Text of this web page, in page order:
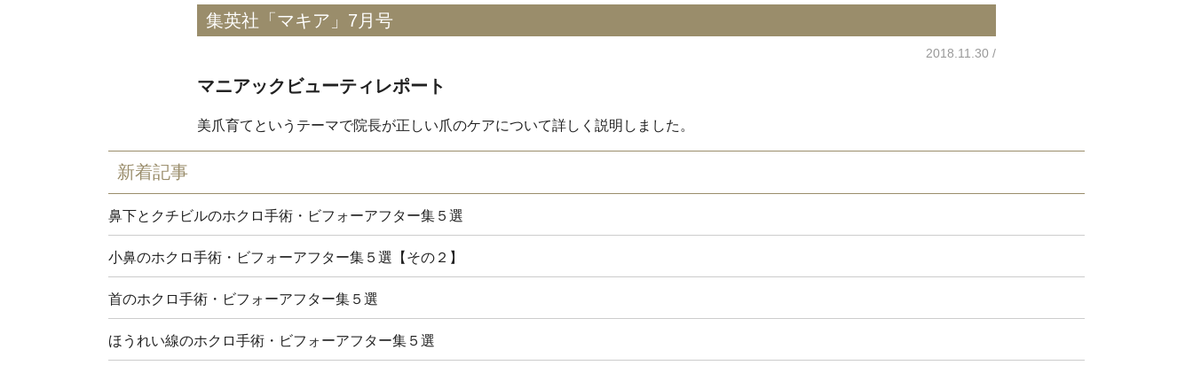
集英社「マキア」7月号
2018.11.30
マニアックビューティレポート
美爪育てというテーマで院長が正しい爪のケアについて詳しく説明しました。
新着記事
鼻下とクチビルのホクロ手術・ビフォーアフター集５選
小鼻のホクロ手術・ビフォーアフター集５選【その２】
首のホクロ手術・ビフォーアフター集５選
ほうれい線のホクロ手術・ビフォーアフター集５選